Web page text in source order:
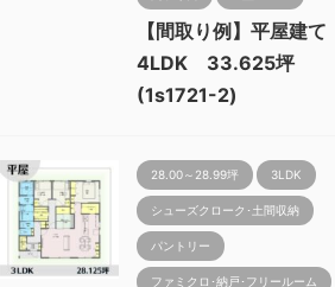
【間取り例】平屋建て
4LDK 33.625坪
(1s1721-2)
28.00～28.99坪 3LDK
シューズクローク･土間収納
パントリー
ファミクロ･納戸･フリールーム